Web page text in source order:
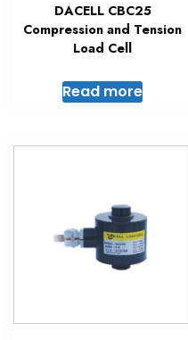
DACELL CBC25
Compression and Tension
Load Cell
Read more